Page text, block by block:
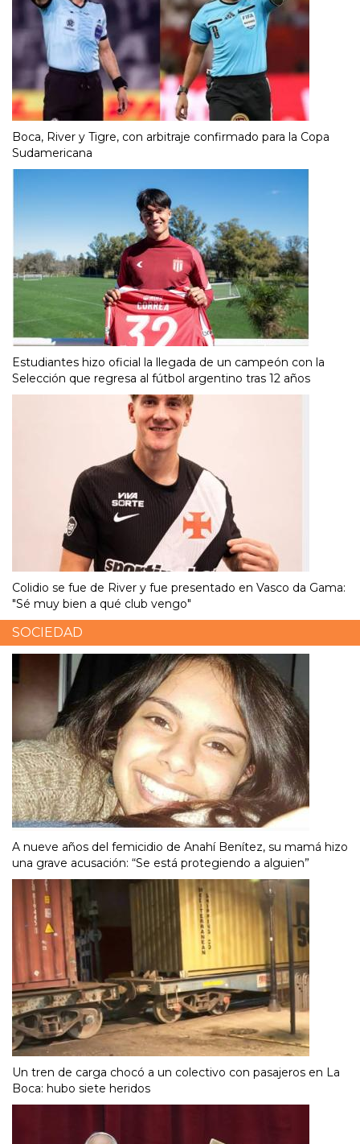
Boca, River y Tigre, con arbitraje confirmado para la Copa
Sudamericana
Estudiantes hizo oficial la llegada de un campeón con la
Selección que regresa al fútbol argentino tras 12 años
Colidio se fue de River y fue presentado en Vasco da Gama:
"Sé muy bien a qué club vengo"
SOCIEDAD
A nueve años del femicidio de Anahí Benítez, su mamá hizo
una grave acusación: “Se está protegiendo a alguien”
Un tren de carga chocó a un colectivo con pasajeros en La
Boca: hubo siete heridos